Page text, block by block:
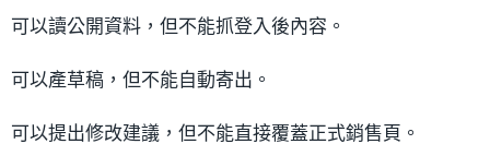
可以讀公開資料，但不能抓登入後內容。
可以產草稿，但不能自動寄出。
可以提出修改建議，但不能直接覆蓋正式銷售頁。